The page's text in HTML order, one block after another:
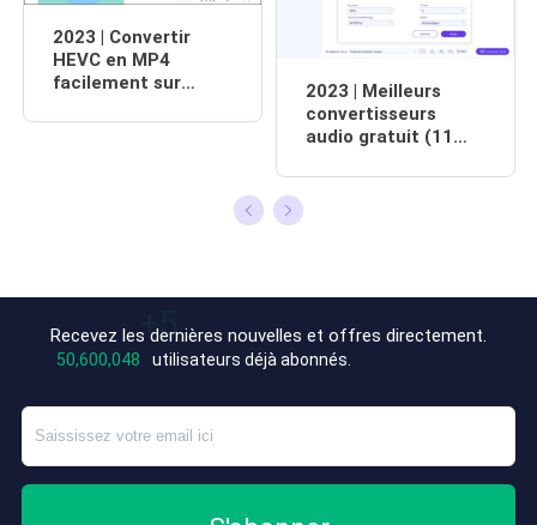
2023 | Convertir
HEVC en MP4
facilement sur
ligne
2023 | Meilleurs
convertisseurs
audio gratuit (11
Recevez les dernières nouvelles et offres directement.
50,600,053 utilisateurs déjà abonnés.
+7